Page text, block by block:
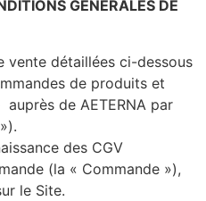
GÉNÉRALES DE
vente détaillées ci-dessous
de produits et
de AETERNA par
des CGV
(la « Commande »),
le Site.